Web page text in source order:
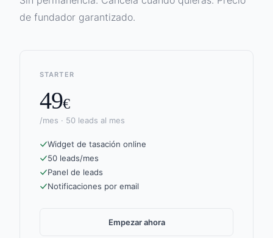
de fundador garantizado.
STARTER
49€
/mes · 50 leads al mes
Widget de tasación online
50 leads/mes
Panel de leads
Notificaciones por email
Empezar ahora